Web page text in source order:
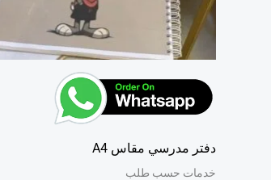
دفتر مدرسي مقاس A4
خدمات حسب طلب